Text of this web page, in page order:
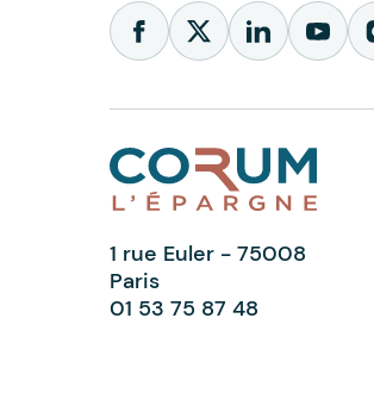
1 rue Euler - 75008
Paris
01 53 75 87 48